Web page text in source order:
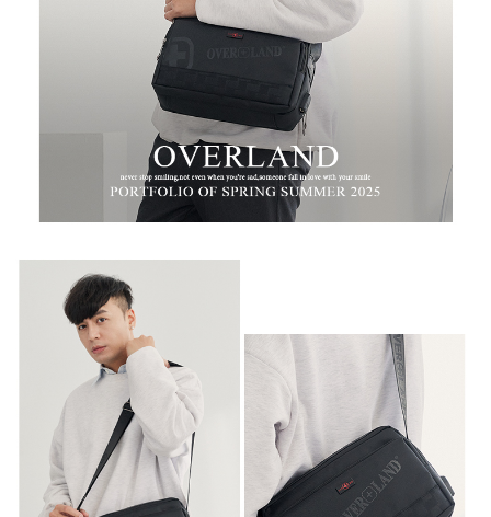
４．使用「AFTEE先享後付」時，將依據個別帳號之用戶狀況，依本公司即
時審查核予不同之上限額度；若仍有額度不足之情形，本公司將視審查結果
請求用戶進行身份認證。
５．嚴禁一人註冊多個帳號或使用他人資訊註冊。若發現惡意使用之情形，
恩沛科技股份有限公司將有權停止該用戶之使用額度並採取法律行動。
每筆NT$100，滿NT$999(含以上)免運費
每筆NT$100，滿NT$999(含以上)免運費
每筆NT$250，滿NT$2,000(含以上)免運費